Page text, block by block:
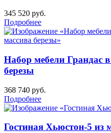
345 520 руб.
Подробнее
Набор мебели Грандас
березы
368 740 руб.
Подробнее
Гостиная Хьюстон-5 из